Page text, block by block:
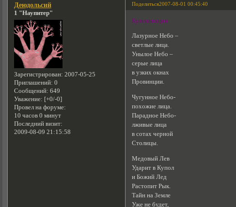
Поделиться2007-08-01 00:45:40
Деюдольсий
1 "Наупитер"
Зарегистрирован: 2007-05-25
Приглашений: 0
Сообщений: 649
Уважение: [+0/-0]
Провел на форуме:
10 часов 0 минут
Последний визит:
2009-08-09 21:15:58
Кульминация
Лазурное Небо –
светлые лица.
Унылое Небо –
серые лица
в узких окнах
Провинции.
Чугунное Небо-
похожие лица.
Парадное Небо-
лживые лица
в сотах черной
Столицы.
Медовый Лев
Ударит в Купол
и Божий Лед
Растопит Рык.
Тайн на Земле
Уже не будет,